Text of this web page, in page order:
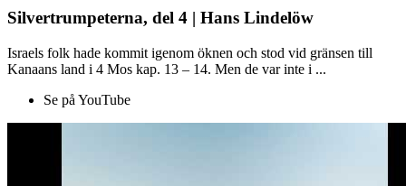
Silvertrumpeterna, del 4 | Hans Lindelöw
Israels folk hade kommit igenom öknen och stod vid gränsen till
Kanaans land i 4 Mos kap. 13 – 14. Men de var inte i ...
Se på YouTube